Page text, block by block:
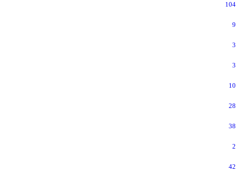
104
9
3
3
10
28
38
2
42